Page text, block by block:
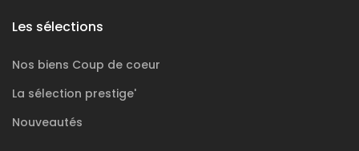
Les sélections
Nos biens Coup de coeur
La sélection prestige'
Nouveautés